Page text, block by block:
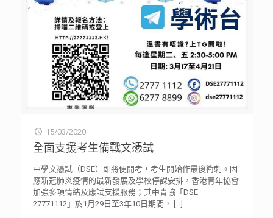
15/03/2020
全面支援考生備戰文憑試
中學文憑試（DSE）即將便開考，考生開始作最後衝刺。因
應新冠肺炎疫情的最新發展及學校停課安排，香港青年協會
加強多項情緒及應試支援服務；其中青協「DSE
27771112」於1月29日至3年10日期間，
[…]